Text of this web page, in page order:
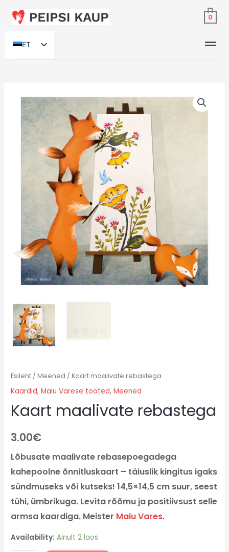
0
ET
RU
Esileht /Meened / Kaart maalivate rebastega
Kaardid,Maiu Varese tooted,Meened
Kaart maalivate rebastega
3.00€
Lõbusate maalivate rebasepoegadega
kahepoolne õnnitluskaart – täiuslik kingitus igaks
sündmuseks või kutseks! 14,5×14,5 cm suur, seest
tühi, ümbrikuga. Levita rõõmu ja positiivsust selle
armsa kaardiga. Meister Maiu Vares.
Availability: Ainult 2 laos